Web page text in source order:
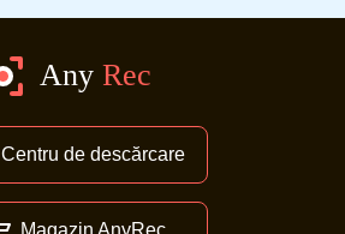
Centru de descărcare
Magazin AnyRec